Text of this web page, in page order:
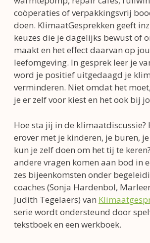
coöperaties of verpakkingsvrij
doen. KlimaatGesprekken geeft
keuzes die je dagelijks bewust of
maakt en het effect daarvan op
leefomgeving. In gesprek leer je
word je positief uitgedaagd je
verminderen. Niet omdat het
je er zelf voor kiest en het ook bij
Hoe sta jij in de klimaatdiscussie?
erover met je kinderen, je buren, je
kun je zelf doen om het tij te
andere vragen komen aan bod in
zes bijeenkomsten onder
coaches (Sonja Hardenbol,
Judith Tegelaers) van
serie wordt ondersteund door
tekstboek en een werkboek.